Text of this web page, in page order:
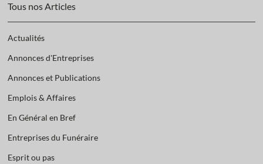
Tous nos Articles
Actualités
Annonces d'Entreprises
Annonces et Publications
Emplois & Affaires
En Général en Bref
Entreprises du Funéraire
Esprit ou pas